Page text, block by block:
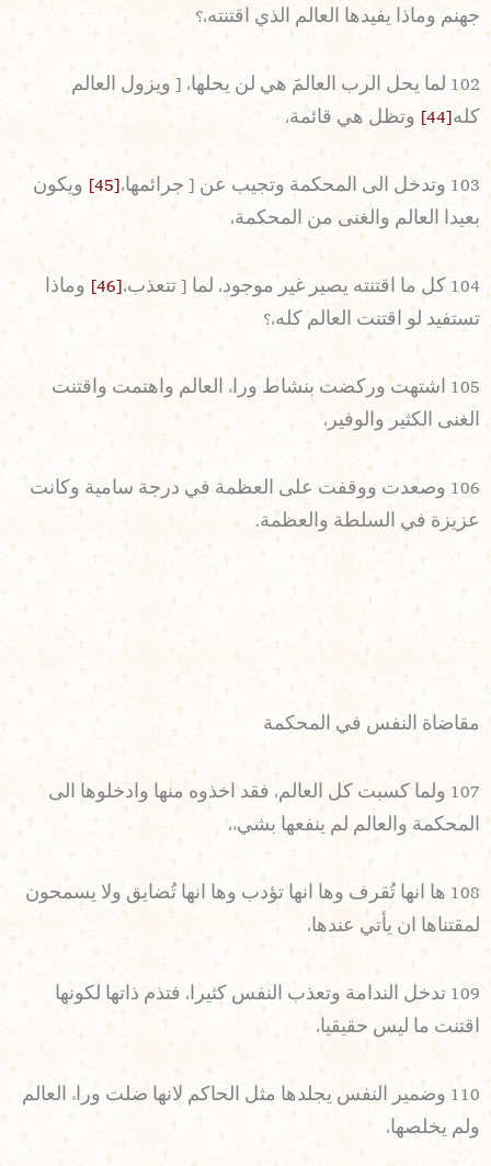
جهنم وماذا يفيدها العالم الذي اقتنته،؟
102 لما يحل الرب العالمَ هي لن يحلها، [ ويزول العالم
كله[44] وتظل هي قائمة،
103 وتدخل الى المحكمة وتجيب عن [ جرائمها، [45]
ويكون
بعيدا العالم والغنى من المحكمة،
104 كل ما اقتنته يصير غير موجود، لما [ تتعذب، [46]
وماذا
تستفيد لو اقتنت العالم كله،؟
105 اشتهت وركضت بنشاط وراء العالم واهتمت واقتنت
الغنى الكثير والوفير،
106 وصعدت ووقفت على العظمة في درجة سامية وكانت
عزيزة في السلطة والعظمة.
مقاضاة النفس في المحكمة
107 ولما كسبت كل العالم، فقد اخذوه منها وادخلوها الى
المحكمة والعالم لم ينفعها بشيء،
108 ها انها تُقرف وها انها تؤدب وها انها تُضايق ولا يسمحون
لمقتناها ان يأتي عندها،
109 تدخل الندامة وتعذب النفس كثيرا، فتذم ذاتها لكونها
اقتنت ما ليس حقيقيا،
110 وضمير النفس يجلدها مثل الحاكم لانها ضلت وراء العالم
ولم يخلصها،